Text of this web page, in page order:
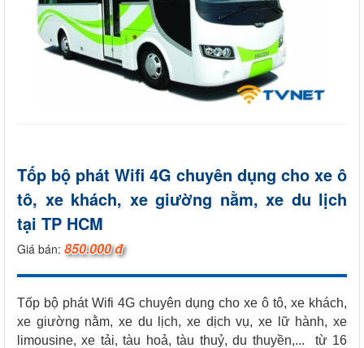
Tốp bộ phát Wifi 4G chuyên dụng cho xe ô
tô, xe khách, xe giường nằm, xe du lịch
tại TP HCM
Giá bán: 850.000 đ
Tốp bộ phát Wifi 4G chuyên dụng cho xe ô tô, xe khách,
xe giường nằm, xe du lịch, xe dịch vụ, xe lữ hành, xe
limousine, xe tải, tàu hoả, tàu thuỷ, du thuyền,... từ 16